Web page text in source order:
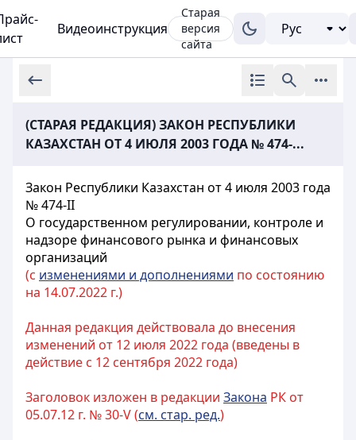
Видеоинструкция
Старая
версия
сайта
(СТАРАЯ РЕДАКЦИЯ) ЗАКОН РЕСПУБЛИКИ
КАЗАХСТАН ОТ 4 ИЮЛЯ 2003 ГОДА № 474-...
Закон Республики Казахстан от 4 июля 2003 года
№ 474-II
О государственном регулировании, контроле и
надзоре финансового рынка и финансовых
организаций
(с изменениями и дополнениями по состоянию
на 14.07.2022 г.)
Данная редакция действовала до внесения
изменений от 12 июля 2022 года (введены в
действие с 12 сентября 2022 года)
Заголовок изложен в редакции Закона РК от
05.07.12 г. № 30-V (см. стар. ред.)